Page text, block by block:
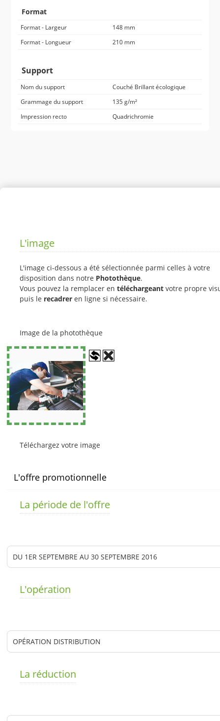
Format
Format - Largeur
148 mm
Format - Longueur
210 mm
Support
Nom du support
Couché Brillant écologique
Grammage du support
135 g/m²
Impression recto
Quadrichromie
L'image
L'image ci-dessous a été sélectionnée parmi celles à votre
disposition dans notre Photothèque.
Vous pouvez la remplacer en téléchargeant votre propre
puis le recadrer en ligne si nécessaire.
Image de la photothèque
Téléchargez votre image
L'offre promotionnelle
La période de l'offre
L'opération
La réduction